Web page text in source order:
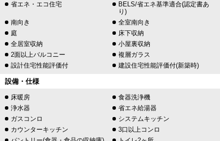
省エネ・エコ住宅
BELS/省エネ基準適合(認定書あ
り)
南向き
全室南向き
庭
床下収納
全居室収納
小屋裏収納
2面以上バルコニー
複層ガラス
設計住宅性能評価付
建設住宅性能評価付(新築時)
設備・仕様
床暖房
食器洗浄機
浄水器
省エネ給湯器
ガスコンロ
システムキッチン
カウンターキッチン
3口以上コンロ